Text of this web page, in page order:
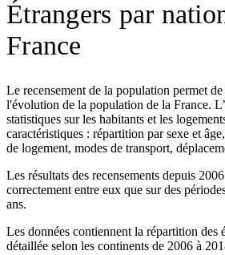
Étrangers par
France
Le recensement de la population permet
l'évolution de la population de la France.
statistiques sur les habitants et les
caractéristiques : répartition par sexe et
de logement, modes de transport,
Les résultats des recensements depuis
correctement entre eux que sur des
ans.
Les données contiennent la répartition des
détaillée selon les continents de 2006 à